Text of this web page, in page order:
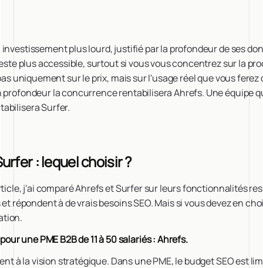
plus lourd, justifié par la profondeur de ses
plus accessible, surtout si vous vous concentrez sur la
uniquement sur le prix, mais sur l'usage réel que vous
profondeur la concurrence rentabilisera Ahrefs. Une équipe
Surfer.
: lequel choisir ?
j'ai comparé Ahrefs et Surfer sur leurs fonctionnalités
répondent à de vrais besoins SEO. Mais si vous devez en
une PME B2B de 11 à 50 salariés : Ahrefs.
à la vision stratégique. Dans une PME, le budget SEO est